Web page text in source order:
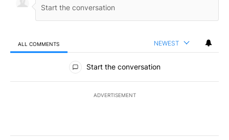
ALL COMMENTS NEWEST
All Comments
Start the conversation
ADVERTISEMENT